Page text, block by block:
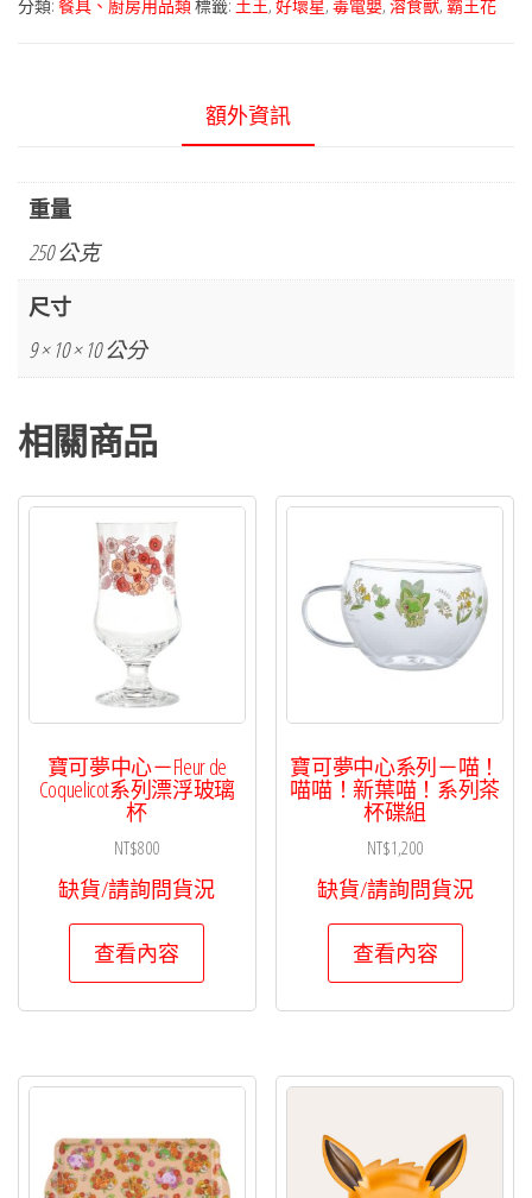
分類: 餐具、廚房用品類標籤: 土王, 好壞星, 毒電嬰, 溶食獸, 霸王花
額外資訊
重量
250 公克
尺寸
9 × 10 × 10 公分
相關商品
寶可夢中心－Fleur de
Coquelicot系列漂浮玻璃
杯
NT$800
缺貨/請詢問貨況
查看內容
寶可夢中心系列－喵！
喵喵！新葉喵！系列茶
杯碟組
NT$1,200
缺貨/請詢問貨況
查看內容